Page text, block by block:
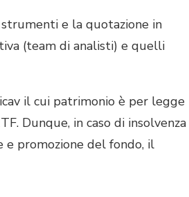
e la quotazione in
(team di analisti) e quelli
il cui patrimonio è per legge
Dunque, in caso di insolvenza
e promozione del fondo, il